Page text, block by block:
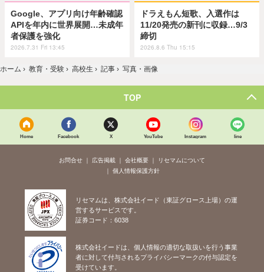
Google、アプリ向け年齢確認
APIを年内に世界展開…未成年
者保護を強化
2026.7.31 Fri 13:45
ドラえもん短歌、入選作は
11/20発売の新刊に収録…9/3
締切
2026.8.6 Thu 15:15
ホーム › 教育・受験 › 高校生 › 記事 › 写真・画像
TOP
Home Facebook X YouTube Instagram line
お問合せ 広告掲載 会社概要
リセマムについて
個人情報保護方針
リセマムは、株式会社イード（東証グロース上場）の運
営するサービスです。
証券コード：6038
株式会社イードは、個人情報の適切な取扱いを行う事業
者に対して付与されるプライバシーマークの付与認定を
受けています。